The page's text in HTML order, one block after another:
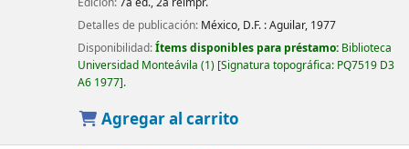
Detalles de publicación: México, D.F. :Aguilar, 1977
Disponibilidad:Ítems disponibles para préstamo: Biblioteca
Universidad Monteávila (1) Signatura topográfica: PQ7519 D3
A6 1977 .
Agregar al carrito